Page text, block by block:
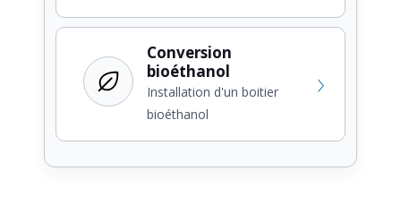
Conversion
bioéthanol
Installation d'un boitier
bioéthanol